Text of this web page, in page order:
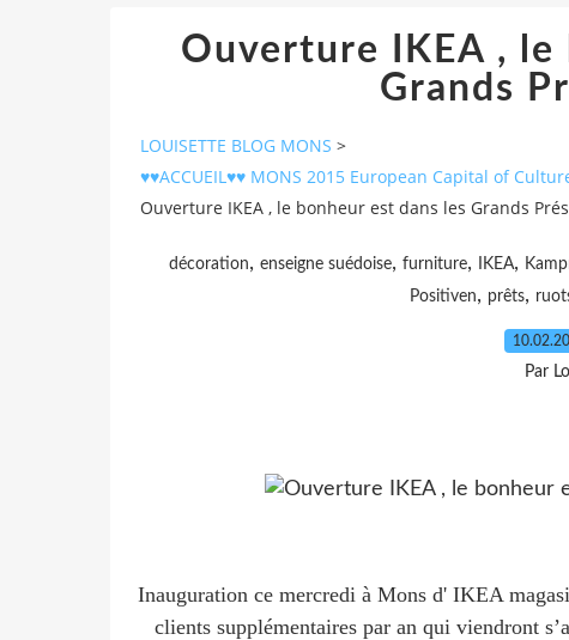
Ouverture IKEA , le
Grands
LOUISETTE BLOG MONS >
♥♥ACCUEIL♥♥ MONS 2015 European Capital of
Ouverture IKEA , le bonheur est dans les Grands
décoration, enseigne suédoise, furniture, IKEA,
Positiven, prêts,
Par
Inauguration ce mercredi à Mons d' IKEA
clients supplémentaires par an qui viendront